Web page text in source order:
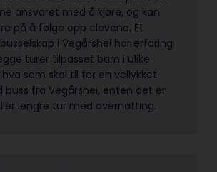
ansvaret med å kjøre, og kan
på å følge opp elevene. Et
i Vegårshei har erfaring
turer tilpasset barn i ulike
som skal til for en vellykket
buss fra Vegårshei, enten det er
lengre tur med overnatting.